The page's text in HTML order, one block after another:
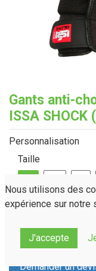
Gants anti-
ISSA SHOCK
Personnalisation
Taille
Demander un
Nous utilisons des
expérience sur notre
J'accepte